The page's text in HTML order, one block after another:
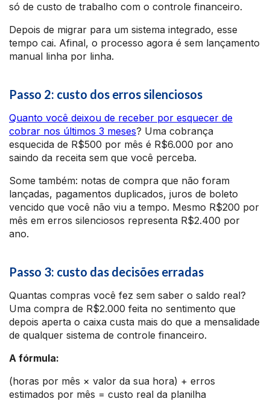
só de custo de trabalho com o controle financeiro.
Depois de migrar para um sistema integrado, esse
tempo cai. Afinal, o processo agora é sem lançamento
manual linha por linha.
Passo 2: custo dos erros silenciosos
Quanto você deixou de receber por esquecer de
cobrar nos últimos 3 meses? Uma cobrança
esquecida de R$500 por mês é R$6.000 por ano
saindo da receita sem que você perceba.
Some também: notas de compra que não foram
lançadas, pagamentos duplicados, juros de boleto
vencido que você não viu a tempo. Mesmo R$200 por
mês em erros silenciosos representa R$2.400 por
ano.
Passo 3: custo das decisões erradas
Quantas compras você fez sem saber o saldo real?
Uma compra de R$2.000 feita no sentimento que
depois aperta o caixa custa mais do que a mensalidade
de qualquer sistema de controle financeiro.
A fórmula:
(horas por mês × valor da sua hora) + erros
estimados por mês = custo real da planilha